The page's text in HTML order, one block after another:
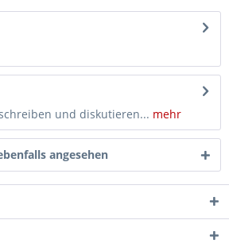
und diskutieren... mehr
angesehen